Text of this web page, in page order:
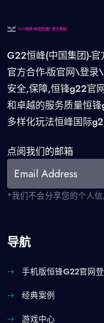
G22恒峰(中国集团)-官
官方合作-版官网\登
安全,保障,恒锋g22官
和卓越的服务质量恒
多样化玩法恒峰国际
点阅我们的邮箱
*我们不会分享您的个人
导航
手机版恒锋g22官网
经典案例
游戏中心